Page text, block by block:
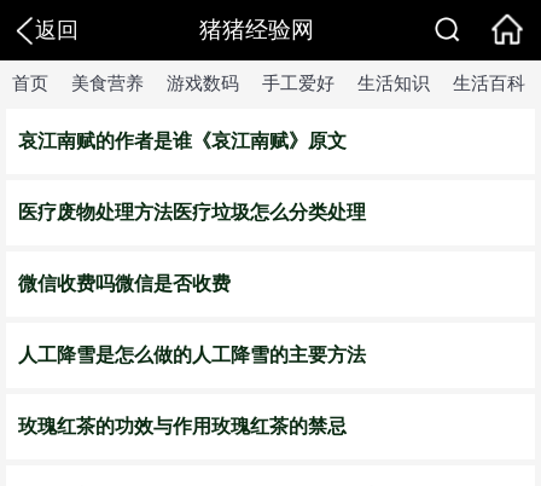
返回 猪猪经验网
首页 美食营养 游戏数码 手工爱好 生活知识 生活百科
哀江南赋的作者是谁《哀江南赋》原文
医疗废物处理方法医疗垃圾怎么分类处理
微信收费吗微信是否收费
人工降雪是怎么做的人工降雪的主要方法
玫瑰红茶的功效与作用玫瑰红茶的禁忌